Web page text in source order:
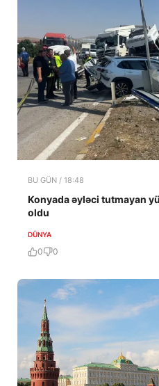
BU GÜN / 18:48
Konyada əyləci tutmayan
oldu
DÜNYA
0 0